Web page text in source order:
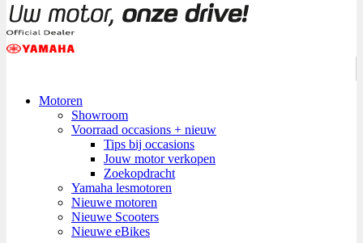
Motoren
Showroom
Voorraad occasions + nieuw
Tips bij occasions
Jouw motor verkopen
Zoekopdracht
Yamaha lesmotoren
Nieuwe motoren
Nieuwe Scooters
Nieuwe eBikes